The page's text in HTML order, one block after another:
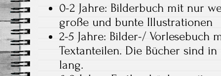
0-2 Jahre: Bilderbuch mit nur
große und bunte Illustrationen
2-5 Jahre: Bilder-/ Vorlesebuch
Textanteilen. Die Bücher sind
lang.